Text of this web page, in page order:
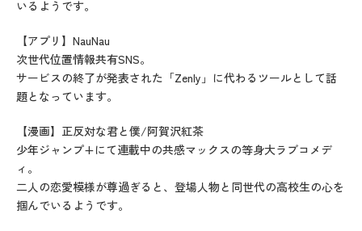
いるようです。
【アプリ】NauNau
次世代位置情報共有SNS。
サービスの終了が発表された「Zenly」に代わるツールとして話
題となっています。
【漫画】正反対な君と僕/阿賀沢紅茶
少年ジャンプ+にて連載中の共感マックスの等身大ラブコメデ
ィ。
二人の恋愛模様が尊過ぎると、登場人物と同世代の高校生の心を
掴んでいるようです。